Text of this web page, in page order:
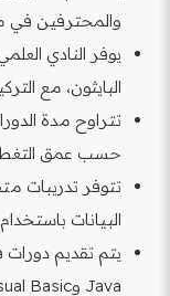
والمحترفين في
يوفر النادي
البايثون، مع
حسب عمق
تتوفر تدريبات
البيانات
يتم تقديم دورات
Java وVisual Basic لتطوير تطبيقات المؤسسات.